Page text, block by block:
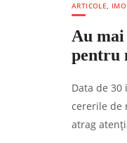
ARTICOLE,
Au
pentru
Data de
cererile de
atrag